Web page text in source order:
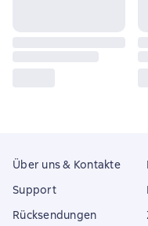
Über uns & Kontakte
Support
Rücksendungen